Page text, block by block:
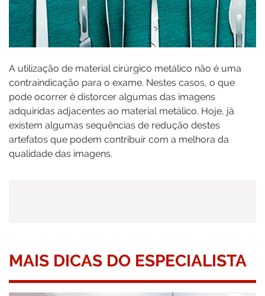
A utilização de material cirúrgico metálico não é uma
contraindicação para o exame. Nestes casos, o que
pode ocorrer é distorcer algumas das imagens
adquiridas adjacentes ao material metálico. Hoje, já
existem algumas sequências de redução destes
artefatos que podem contribuir com a melhora da
qualidade das imagens.
MAIS DICAS DO ESPECIALISTA